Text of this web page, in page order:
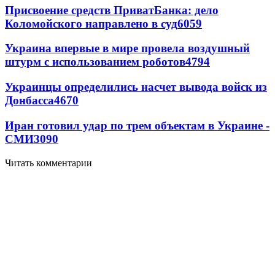
Присвоение средств ПриватБанка: дело
Коломойского направлено в суд6059
Украина впервые в мире провела воздушный
штурм с использованием роботов4794
Украинцы определились насчет вывода войск из
Донбасса4670
Иран готовил удар по трем объектам в Украине -
СМИ3090
Читать комментарии